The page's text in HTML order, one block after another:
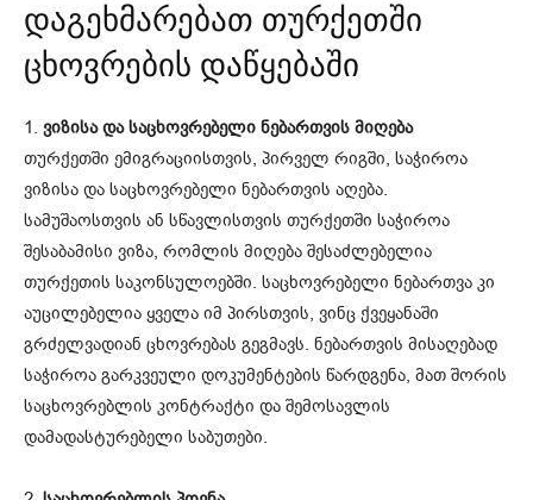
დაგეხმარებათ თურქეთში
ცხოვრების დაწყებაში
1. ვიზისა და საცხოვრებელი ნებართვის მიღება
თურქეთში ემიგრაციისთვის, პირველ რიგში, საჭიროა
ვიზისა და საცხოვრებელი ნებართვის აღება.
სამუშაოსთვის ან სწავლისთვის თურქეთში საჭიროა
შესაბამისი ვიზა, რომლის მიღება შესაძლებელია
თურქეთის საკონსულოებში. საცხოვრებელი ნებართვა კი
აუცილებელია ყველა იმ პირსთვის, ვინც ქვეყანაში
გრძელვადიან ცხოვრებას გეგმავს. ნებართვის მისაღებად
საჭიროა გარკვეული დოკუმენტების წარდგენა, მათ შორის
საცხოვრებლის კონტრაქტი და შემოსავლის
დამადასტურებელი საბუთები.